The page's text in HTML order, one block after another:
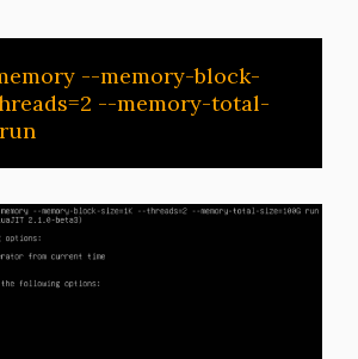
--memory-block-
--memory-total-